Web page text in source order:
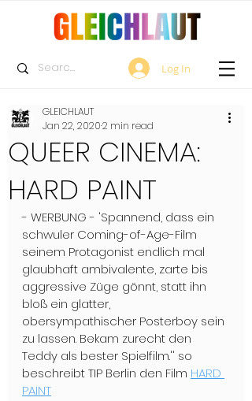
Log In
QUEER CINEMA:
HARD PAINT
GLEICHLAUT
Jan 22, 20202 min read
- WERBUNG - 'Spannend, dass ein
schwuler Coming-of-Age-Film
seinem Protagonist endlich mal
glaubhaft ambivalente, zarte bis
aggressive Züge gönnt, statt ihn
bloß ein glatter,
obersympathischer Posterboy sein
zu lassen. Bekam zurecht den
Teddy als bester Spielfilm.'' so
beschreibt TIP Berlin den Film HARD
PAINT